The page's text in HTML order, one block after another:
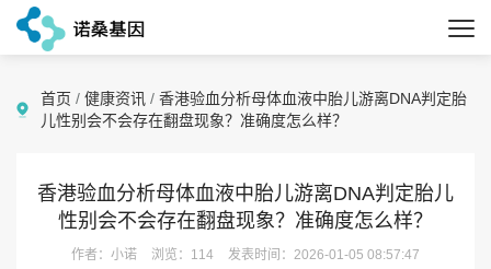
首页 / 健康资讯 / 香港验血分析母体血液中胎儿游离DNA判定胎
儿性别会不会存在翻盘现象？准确度怎么样？
香港验血分析母体血液中胎儿游离DNA判定胎儿
性别会不会存在翻盘现象？准确度怎么样？
作者：小诺 浏览：114 发表时间：2026-01-05 08:57:47